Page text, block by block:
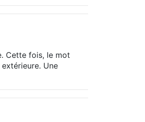
Cette fois, le mot
Une